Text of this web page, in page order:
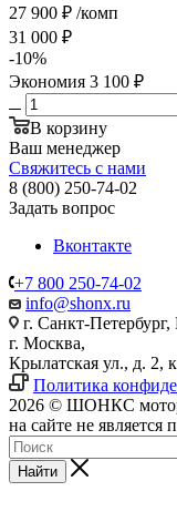
27 900 ₽ /комп
31 000 ₽
-10%
Экономия 3 100 ₽
В корзину
Ваш менеджер
Свяжитесь с нами
8 (800) 250-74-02
Задать вопрос
Вконтакте
+7 800 250-74-02
info@shonx.ru
г. Санкт-
г. Москва,
Крылатская ул., д. 2,
Политика
2026 © ШОНКС
на сайте не является
Найти